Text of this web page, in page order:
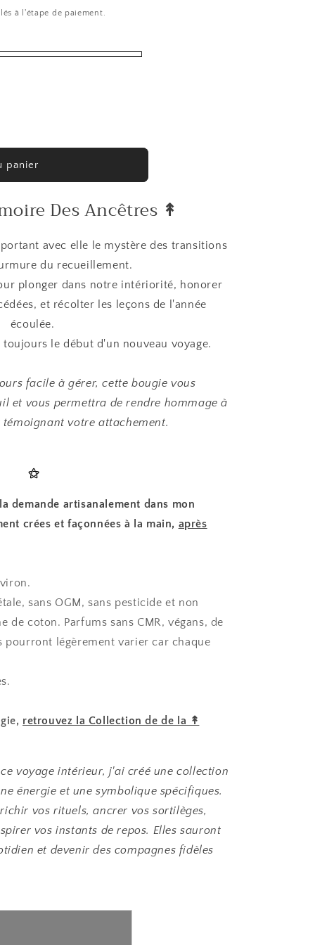
à l'étape de paiement.
panier
Des Ancêtres ↟
avec elle le mystère des transitions
du recueillement.
plonger dans notre intériorité, honorer
et récolter les leçons de l'année
écoulée.
le début d'un nouveau voyage.
facile à gérer, cette bougie vous
et vous permettra de rendre hommage à
témoignant votre attachement.
⚝
demande artisanalement dans mon
crées et façonnées à la main, après
sans OGM, sans pesticide et non
de coton. Parfums sans CMR, végans, de
pourront légèrement varier car chaque
retrouvez la Collection de de la ↟
voyage intérieur, j'ai créé une collection
énergie et une symbolique spécifiques.
vos rituels, ancrer vos sortilèges,
vos instants de repos. Elles sauront
et devenir des compagnes fidèles